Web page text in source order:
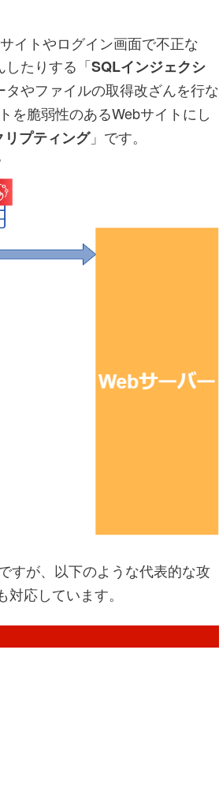
イトやログイン画面で不正な
したりする「SQLインジェクシ
やファイルの取得改ざんを行な
を脆弱性のあるWebサイトにし
プティング」です。
すが、以下のような代表的な攻
応しています。